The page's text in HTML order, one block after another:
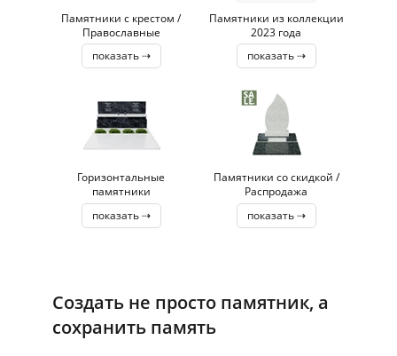
Памятники с крестом /
Православные
показать ⇢
Памятники из коллекции
2023 года
показать ⇢
Горизонтальные
памятники
показать ⇢
Памятники со скидкой /
Распродажа
показать ⇢
Создать не просто памятник, а
сохранить память